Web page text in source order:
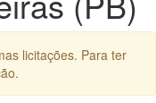
licitações. Para ter